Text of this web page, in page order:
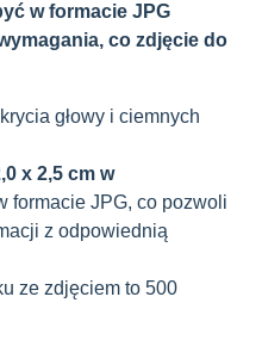
w formacie JPG
co zdjęcie do
głowy i ciemnych
x 2,5 cm w
formacie JPG, co pozwoli
z odpowiednią
ze zdjęciem to 500